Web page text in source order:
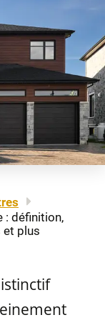
: définition,
et plus
légales
site